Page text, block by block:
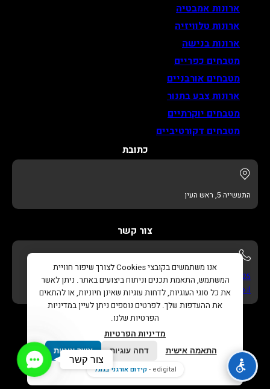
ארונות אמבטיה
ארונות טלוויזיה
ארונות בנישה
מטבחים כפריים
מטבחים אורבניים
ארונות צבע בתנור
מטבחים יוקרתיים
מטבחים דקורטיביים
כתובת
התעשייה 5, ראש העין
צור קשר
052-622-3325
info@adikitchens.co.il
כל הזכויות שמורות © 2026 |
עדי מטבחים – נגרות בהתאמה
אישית
Edigital.co.il
אנו משתמשים בקובצי Cookies לצורך שיפור חוויית
המשתמש, התאמת תכנים וניתוח ביצועים באתר. ניתן לאשר
את כל סוגי העוגיות, לדחות עוגיות שאינן חיוניות, או להתאים
את ההעדפות שלך. לפרטים נוספים ניתן לעיין במדיניות
הפרטיות שלנו.
מדיניות הפרטיות
התאמה אישית דחה עוגיות אשר עוגיות
edigital - קידום אורגני בגוגל
Contact
Us
צור קשר